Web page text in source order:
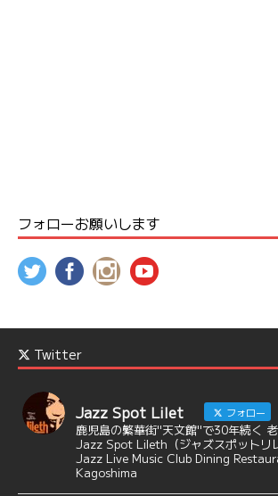
フォローお願いします
Twitter
Jazz Spot Lilet フォロー
鹿児島の繁華街"天文館"で30年続く
Jazz Spot Lileth（ジャズスポットリ
Jazz Live Music Club Dining
Kagoshima